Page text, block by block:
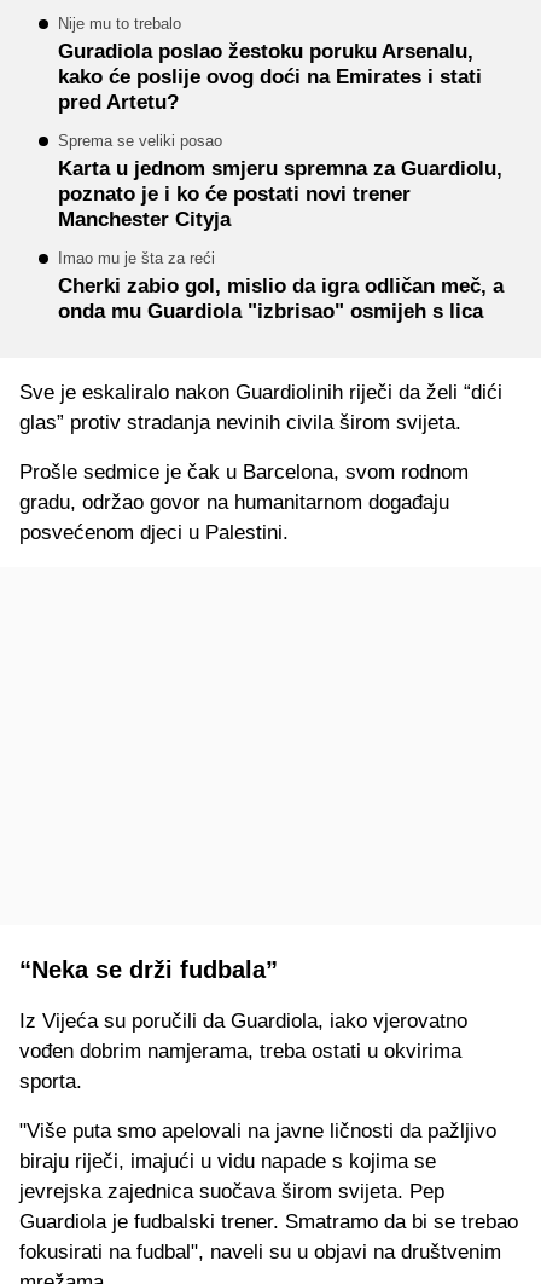
Nije mu to trebalo
Guradiola poslao žestoku poruku Arsenalu,
kako će poslije ovog doći na Emirates i stati
pred Artetu?
Sprema se veliki posao
Karta u jednom smjeru spremna za Guardiolu,
poznato je i ko će postati novi trener
Manchester Cityja
Imao mu je šta za reći
Cherki zabio gol, mislio da igra odličan meč, a
onda mu Guardiola "izbrisao" osmijeh s lica
Sve je eskaliralo nakon Guardiolinih riječi da želi “dići
glas” protiv stradanja nevinih civila širom svijeta.
Prošle sedmice je čak u Barcelona, svom rodnom
gradu, održao govor na humanitarnom događaju
posvećenom djeci u Palestini.
“Neka se drži fudbala”
Iz Vijeća su poručili da Guardiola, iako vjerovatno
vođen dobrim namjerama, treba ostati u okvirima
sporta.
"Više puta smo apelovali na javne ličnosti da pažljivo
biraju riječi, imajući u vidu napade s kojima se
jevrejska zajednica suočava širom svijeta. Pep
Guardiola je fudbalski trener. Smatramo da bi se trebao
fokusirati na fudbal", naveli su u objavi na društvenim